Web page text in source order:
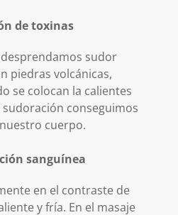
de toxinas
sudor
piedras volcánicas,
se colocan la calientes
conseguimos
cuerpo.
sanguínea
en el contraste de
y fría. En el masaje